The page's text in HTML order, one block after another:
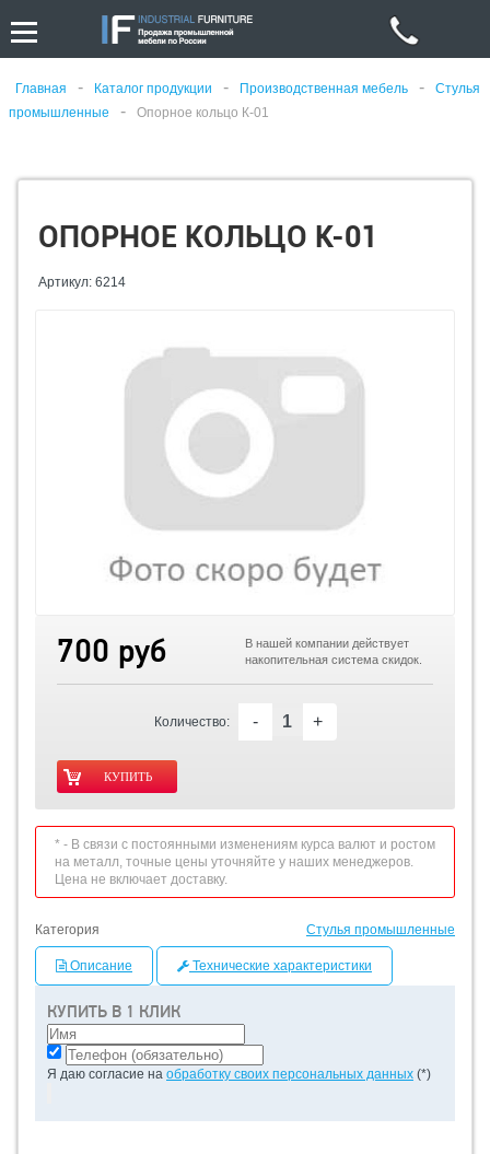
Главная - Каталог продукции - Производственная мебель -
Стулья
промышленные
- Опорное кольцо К-01
ОПОРНОЕ КОЛЬЦО К-01
Артикул: 6214
КУПИТЬ В 1 КЛИК
Я даю согласие на обработку своих персональных данных (*)
700 руб
В нашей компании действует
накопительная система скидок.
Количество: - +
* - В связи с постоянными изменениям курса валют и ростом
на металл, точные цены уточняйте у наших менеджеров.
Цена не включает доставку.
Категория Стулья промышленные
Описание Технические характеристики